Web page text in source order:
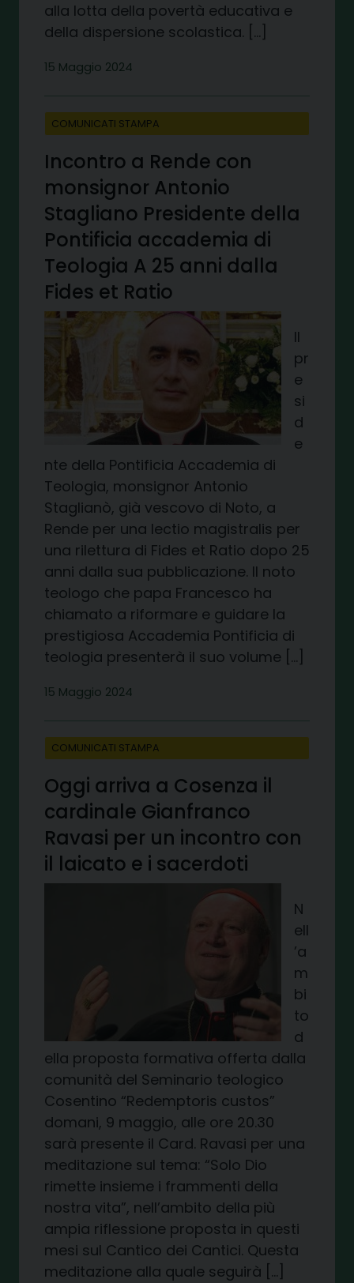
alla lotta della povertà educativa e
della dispersione scolastica. […]
15 Maggio 2024
COMUNICATI STAMPA
Incontro a Rende con
monsignor Antonio
Stagliano Presidente della
Pontificia accademia di
Teologia A 25 anni dalla
Fides et Ratio
Il
pr
e
si
d
e
nte della Pontificia Accademia di
Teologia, monsignor Antonio
Staglianò, già vescovo di Noto, a
Rende per una lectio magistralis per
una rilettura di Fides et Ratio dopo 25
anni dalla sua pubblicazione. Il noto
teologo che papa Francesco ha
chiamato a riformare e guidare la
prestigiosa Accademia Pontificia di
teologia presenterà il suo volume […]
15 Maggio 2024
COMUNICATI STAMPA
Oggi arriva a Cosenza il
cardinale Gianfranco
Ravasi per un incontro con
il laicato e i sacerdoti
N
ell
’a
m
bi
to
d
ella proposta formativa offerta dalla
comunità del Seminario teologico
Cosentino “Redemptoris custos”
domani, 9 maggio, alle ore 20.30
sarà presente il Card. Ravasi per una
meditazione sul tema: “Solo Dio
rimette insieme i frammenti della
nostra vita”, nell’ambito della più
ampia riflessione proposta in questi
mesi sul Cantico dei Cantici. Questa
meditazione alla quale seguirà […]